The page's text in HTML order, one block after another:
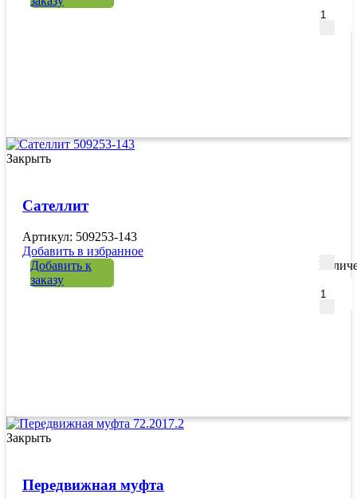
Закрыть
Сателлит
Артикул: 509253-143
Добавить в избранное
Добавить к
заказу
Закрыть
Передвижная муфта